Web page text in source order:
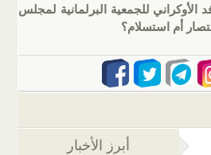
الأوكراني للجمعية البرلمانية لمجلس
أم استسلام؟
التبويب النشطة)
أبرز الأخبار